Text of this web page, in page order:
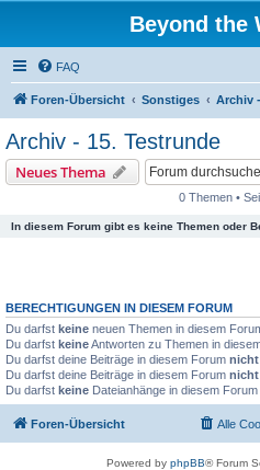
Beyond the
FAQ
Foren-Übersicht Sonstiges Archiv
Archiv - 15. Testrunde
Neues Thema
0 Themen •
In diesem Forum gibt es keine Themen oder
BERECHTIGUNGEN IN DIESEM FORUM
Du darfst keine neuen Themen in diesem
Du darfst keineAntworten zu Themen in
Du darfst deine Beiträge in diesem Forum nicht
Du darfst deine Beiträge in diesem Forum nicht
Du darfst keine Dateianhänge in diesem Forum
Foren-Übersicht Alle
Powered by phpBB® Forum